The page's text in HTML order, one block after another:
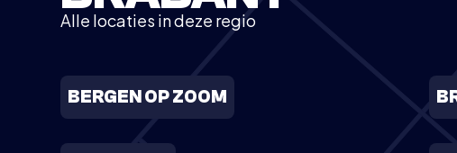
Alle locaties in deze regio
BERGEN OP ZOOM